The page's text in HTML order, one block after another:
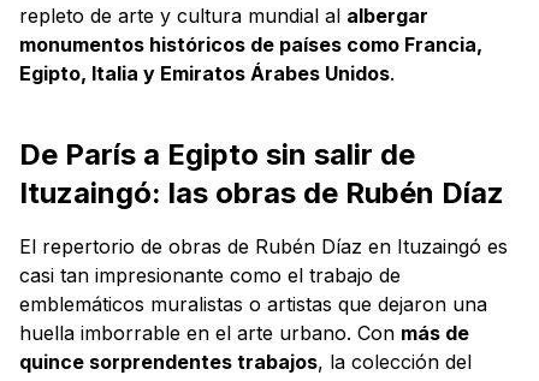
repleto de arte y cultura mundial al albergar
monumentos históricos de países como Francia,
Egipto, Italia y Emiratos Árabes Unidos.
De París a Egipto sin salir de
Ituzaingó: las obras de Rubén Díaz
El repertorio de obras de Rubén Díaz en Ituzaingó es
casi tan impresionante como el trabajo de
emblemáticos muralistas o artistas que dejaron una
huella imborrable en el arte urbano. Con más de
quince sorprendentes trabajos, la colección del